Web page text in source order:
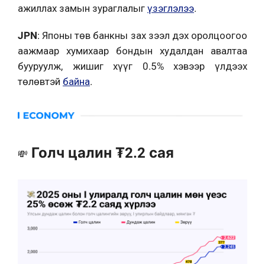
ажиллах замын зураглалыг үзэглэлээ.
JPN: Японы төв банкны зах зээл дэх оролцоогоо
аажмаар хумихаар бондын худалдан авалтаа
бууруулж, жишиг хүүг 0.5% хэвээр үлдээх
төлөвтэй байна.
💸 Голч цалин ₮2.2 сая